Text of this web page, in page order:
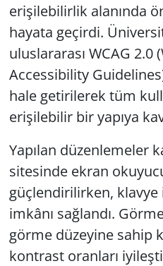
erişilebilirlik alanında
hayata geçirdi.
uluslararası WCAG 2.0
Accessibility
hale getirilerek tüm
erişilebilir bir yapıya
Yapılan düzenlemeler
sitesinde ekran
güçlendirilirken,
imkânı sağlandı.
görme düzeyine sahip
kontrast oranları